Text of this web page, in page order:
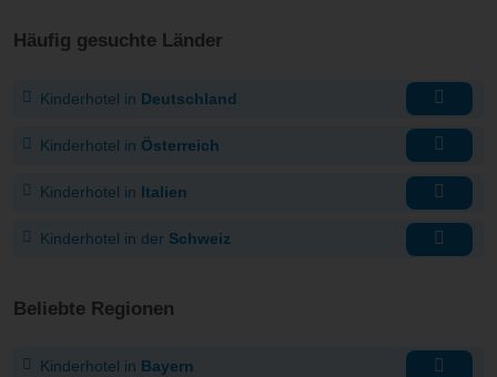
Häufig gesuchte Länder
Kinderhotel in Deutschland
Kinderhotel in Österreich
Kinderhotel in Italien
Kinderhotel in der Schweiz
Beliebte Regionen
Kinderhotel in Bayern